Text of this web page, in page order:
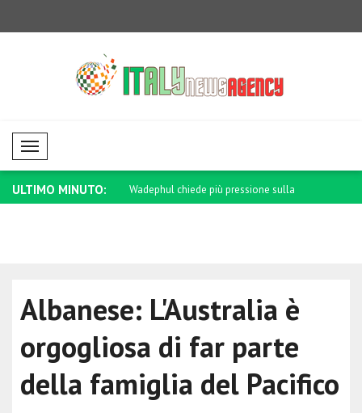
Mobil Menü
ULTIMO MINUTO:
da altri Paesi Wadephul chiede più pressione sulla
Albanese: L'Australia è
orgogliosa di far parte
della famiglia del Pacifico